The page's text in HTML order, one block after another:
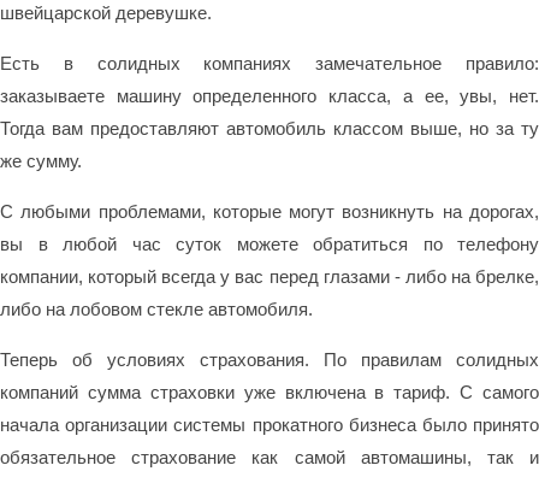
швейцарской деревушке.
Есть в солидных компаниях замечательное правило:
заказываете машину определенного класса, а ее, увы, нет.
Тогда вам предоставляют автомобиль классом выше, но за ту
же сумму.
С любыми проблемами, которые могут возникнуть на дорогах,
вы в любой час суток можете обратиться по телефону
компании, который всегда у вас перед глазами - либо на брелке,
либо на лобовом стекле автомобиля.
Теперь об условиях страхования. По правилам солидных
компаний сумма страховки уже включена в тариф. С самого
начала организации системы прокатного бизнеса было принято
обязательное страхование как самой автомашины, так и